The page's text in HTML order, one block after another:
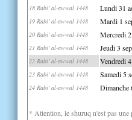
18 Rabi' al-awwal 1448 Lundi 31
19 Rabi' al-awwal 1448 Mardi 1
20 Rabi' al-awwal 1448 Mercredi
21 Rabi' al-awwal 1448 Jeudi 3
22 Rabi' al-awwal 1448 Vendredi
23 Rabi' al-awwal 1448 Samedi 5
24 Rabi' al-awwal 1448 Dimanche
* Attention, le shuruq n'est pas une